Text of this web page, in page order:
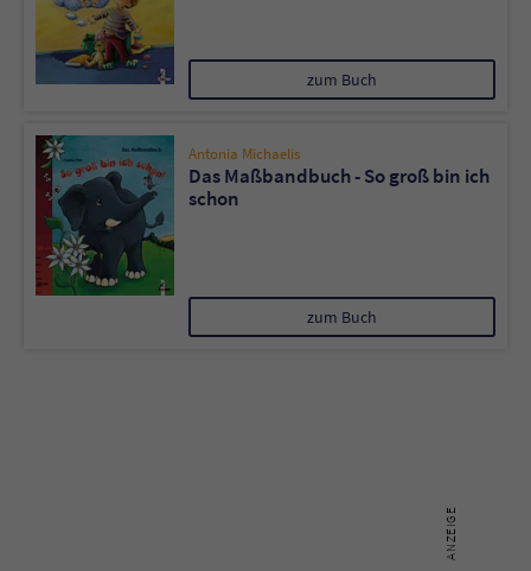
zum Buch
Antonia Michaelis
Das Maßbandbuch - So groß bin ich
schon
zum Buch